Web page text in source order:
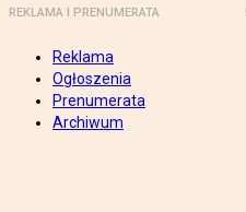
REKLAMA I PRENUMERATA
Reklama
Ogłoszenia
Prenumerata
Archiwum